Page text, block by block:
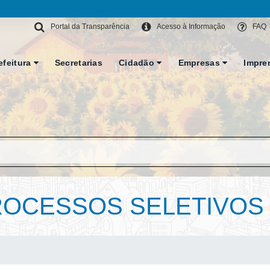
FAQ
Acesso à Informação
Portal da Transparência
Secretarias Cidadão Empresas
SELETIVOS